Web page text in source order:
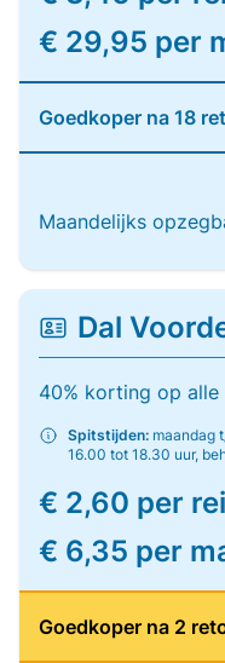
€ 29,95 per
Goedkoper na 18
Maandelijks
Dal
40% korting op
Spitstijden: maandag
16.00 tot 18.30 uur,
€ 2,60 per
€ 6,35 per
Goedkoper na 2